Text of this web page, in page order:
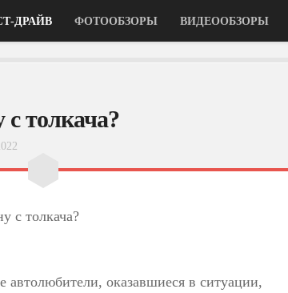
ДРАЙВ ФОТООБЗОРЫ ВИДЕООБЗОРЫ
толкача?
с толкача?
автолюбители, оказавшиеся в ситуации,